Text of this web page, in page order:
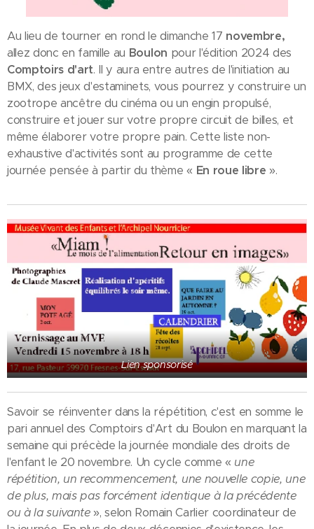
Au lieu de tourner en rond le dimanche 17 novembre,
allez donc en famille au Boulon pour l'édition 2024 des
Comptoirs d'art. Il y aura entre autres de l'initiation au
BMX, des jeux d'estaminets, vous pourrez y construire un
zootrope ancêtre du cinéma ou un engin propulsé,
construire et jouer sur votre propre circuit de billes, et
même élaborer votre propre pain. Cette liste non-
exhaustive d'activités sont au programme de cette
journée pensée à partir du thème « En roue libre ».
Lien sponsorisé
Savoir se réinventer dans la répétition, c'est en somme le
pari annuel des Comptoirs d'Art du Boulon en marquant la
semaine qui précède la journée mondiale des droits de
l'enfant le 20 novembre. Un cycle comme « une
répétition, un recommencement, une nouvelle copie, une
de plus, mais pas forcément identique à la précédente
ou à la suivante», selon Romain Carlier coordinateur de